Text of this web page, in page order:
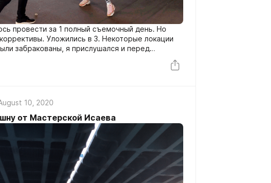
провести за 1 полный съемочный день. Но
Уложились в 3. Некоторые локации
забракованы, я прислушался и перед
10, 2020
от Мастерской Исаева